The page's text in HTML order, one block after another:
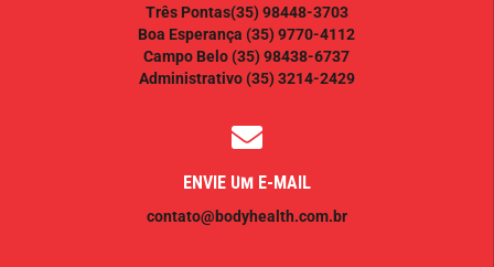
Três Pontas(35) 98448-3703
Boa Esperança (35) 9770-4112
Campo Belo(35) 98438-6737
Administrativo(35) 3214-2429
ENVIE UM E-MAIL
contato@bodyhealth.com.br